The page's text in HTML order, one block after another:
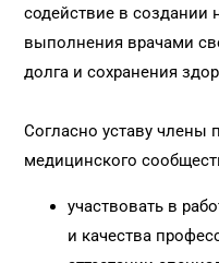
содействие в создании
выполнения врачами
долга и сохранения
Согласно уставу члены
медицинского
участвовать в
и качества